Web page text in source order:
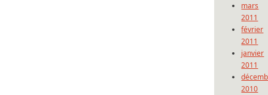
mars
2011
février
2011
janvier
2011
2010